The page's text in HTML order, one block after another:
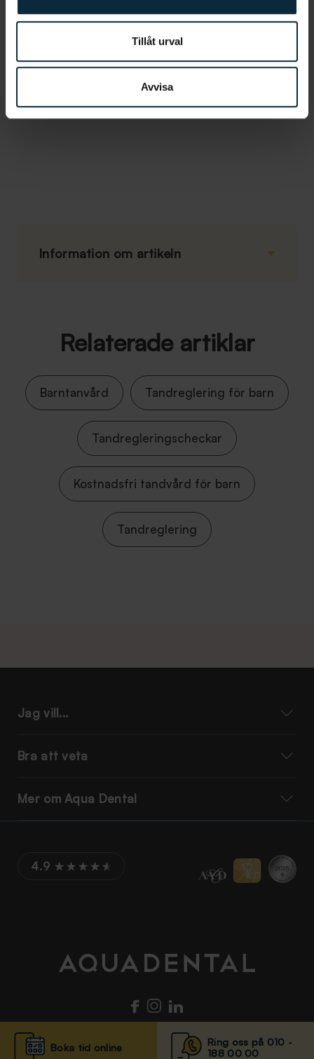
Tillåt urval
Avvisa
personuppgifter i enlighet medAqua
Information om artikeln
Relaterade artiklar
Barntanvård Tandreglering för barn
Tandregleringscheckar
Kostnadsfri tandvård för barn
Tandreglering
Boka tid online
Ring oss på 010 -
188 00 00
Jag vill...
Bra att veta
Mer om Aqua Dental
4.9
© Aqua Dental 2025 Integritetsmeddelande